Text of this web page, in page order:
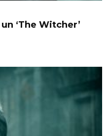
‘The Witcher’